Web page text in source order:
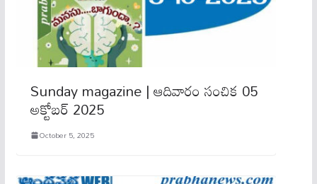
Sunday magazine | ఆదివారం సంచిక 05
అక్టోబర్ 2025
October 5, 2025